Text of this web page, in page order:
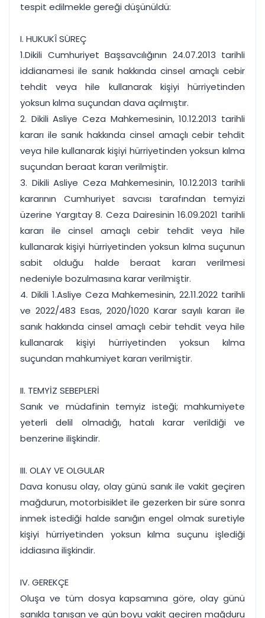
tespit edilmekle gereği düşünüldü:
I. HUKUKÎ SÜREÇ
1.Dikili Cumhuriyet Başsavcılığının 24.07.2013 tarihli
iddianamesi ile sanık hakkında cinsel amaçlı cebir
tehdit veya hile kullanarak kişiyi hürriyetinden
yoksun kılma suçundan dava açılmıştır.
2. Dikili Asliye Ceza Mahkemesinin, 10.12.2013 tarihli
kararı ile sanık hakkında cinsel amaçlı cebir tehdit
veya hile kullanarak kişiyi hürriyetinden yoksun kılma
suçundan beraat kararı verilmiştir.
3. Dikili Asliye Ceza Mahkemesinin, 10.12.2013 tarihli
kararının Cumhuriyet savcısı tarafından temyizi
üzerine Yargıtay 8. Ceza Dairesinin 16.09.2021 tarihli
kararı ile cinsel amaçlı cebir tehdit veya hile
kullanarak kişiyi hürriyetinden yoksun kılma suçunun
sabit olduğu halde beraat kararı verilmesi
nedeniyle bozulmasına karar verilmiştir.
4. Dikili 1.Asliye Ceza Mahkemesinin, 22.11.2022 tarihli
ve 2022/483 Esas, 2020/1020 Karar sayılı kararı ile
sanık hakkında cinsel amaçlı cebir tehdit veya hile
kullanarak kişiyi hürriyetinden yoksun kılma
suçundan mahkumiyet kararı verilmiştir.
II. TEMYİZ SEBEPLERİ
Sanık ve müdafinin temyiz isteği; mahkumiyete
yeterli delil olmadığı, hatalı karar verildiği ve
benzerine ilişkindir.
III. OLAY VE OLGULAR
Dava konusu olay, olay günü sanık ile vakit geçiren
mağdurun, motorbisiklet ile gezerken bir süre sonra
inmek istediği halde sanığın engel olmak suretiyle
kişiyi hürriyetinden yoksun kılma suçunu işlediği
iddiasına ilişkindir.
IV. GEREKÇE
Oluşa ve tüm dosya kapsamına göre, olay günü
sanıkla tanışan ve gün boyu vakit geçiren mağduru